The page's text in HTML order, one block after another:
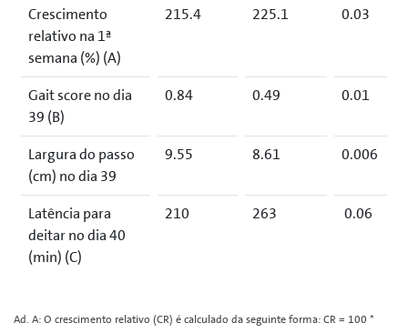
Crescimento
relativo na 1ª
semana (%) (A)
215.4 225.1 0.03
Gait score no dia
39 (B)
0.84 0.49 0.01
Largura do passo
(cm) no dia 39
9.55 8.61 0.006
Latência para
deitar no dia 40
(min) (C)
210 263 0.06
Ad. A: O crescimento relativo (CR) é calculado da seguinte forma: CR = 100 *